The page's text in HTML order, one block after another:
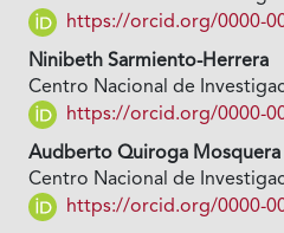
https://orcid.org/0000-
Ninibeth Sarmiento-Herrera
Centro Nacional de
https://orcid.org/0000-
Audberto Quiroga Mosquera
Centro Nacional de
https://orcid.org/0000-